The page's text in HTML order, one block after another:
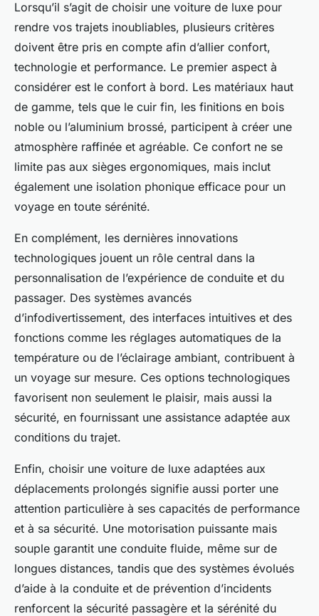
Lorsqu’il s’agit de choisir une voiture de luxe pour
rendre vos trajets inoubliables, plusieurs critères
doivent être pris en compte afin d’allier confort,
technologie et performance. Le premier aspect à
considérer est le confort à bord. Les matériaux haut
de gamme, tels que le cuir fin, les finitions en bois
noble ou l’aluminium brossé, participent à créer une
atmosphère raffinée et agréable. Ce confort ne se
limite pas aux sièges ergonomiques, mais inclut
également une isolation phonique efficace pour un
voyage en toute sérénité.
En complément, les dernières innovations
technologiques jouent un rôle central dans la
personnalisation de l’expérience de conduite et du
passager. Des systèmes avancés
d’infodivertissement, des interfaces intuitives et des
fonctions comme les réglages automatiques de la
température ou de l’éclairage ambiant, contribuent à
un voyage sur mesure. Ces options technologiques
favorisent non seulement le plaisir, mais aussi la
sécurité, en fournissant une assistance adaptée aux
conditions du trajet.
Enfin, choisir une voiture de luxe adaptées aux
déplacements prolongés signifie aussi porter une
attention particulière à ses capacités de performance
et à sa sécurité. Une motorisation puissante mais
souple garantit une conduite fluide, même sur de
longues distances, tandis que des systèmes évolués
d’aide à la conduite et de prévention d’incidents
renforcent la sécurité passagère et la sérénité du